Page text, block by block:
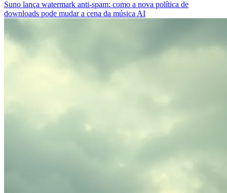
Suno lança watermark anti-spam: como a nova política de
downloads pode mudar a cena da música AI